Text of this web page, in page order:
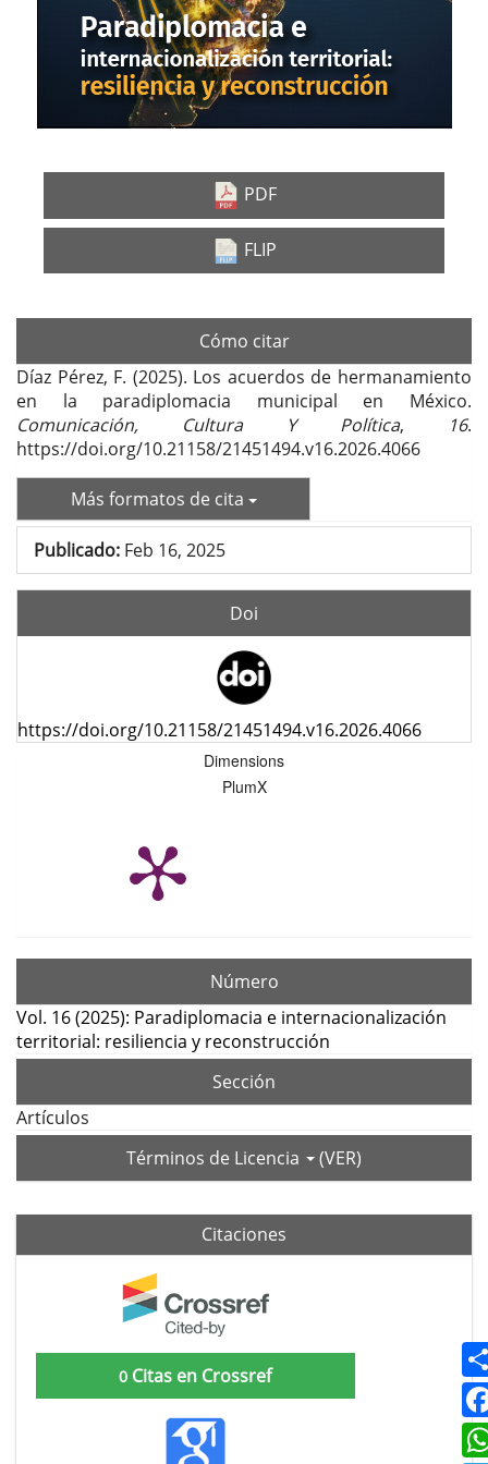
PDF
FLIP
Cómo citar
Díaz Pérez, F. (2025). Los acuerdos de hermanamiento
en la paradiplomacia municipal en México.
Comunicación, Cultura Y Política, 16.
https://doi.org/10.21158/21451494.v16.2026.4066
Más formatos de cita
Publicado: Feb 16, 2025
Doi
https://doi.org/10.21158/21451494.v16.2026.4066
Dimensions
PlumX
Número
Vol. 16 (2025): Paradiplomacia e internacionalización
territorial: resiliencia y reconstrucción
Sección
Artículos
Términos de Licencia
(VER)
Citaciones
0 Citas en Crossref